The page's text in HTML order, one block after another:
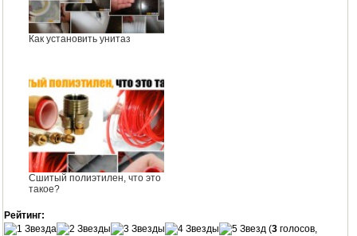
Как установить унитаз
Сшитый полиэтилен, что это
такое?
Рейтинг:
(3 голосов,